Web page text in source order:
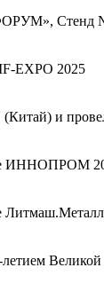
Стенд
EXPO 2025
и
ИННОПРОМ